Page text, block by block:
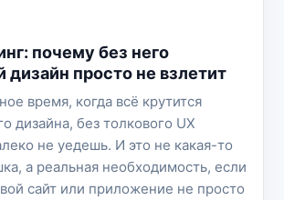
почему без него
просто не взлетит
время, когда всё крутится
дизайна, без толкового UX
не уедешь. И это не какая-то
а реальная необходимость, если
сайт или приложение не просто